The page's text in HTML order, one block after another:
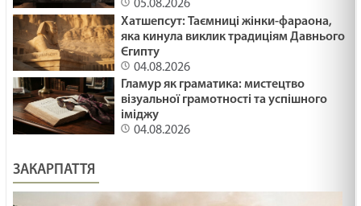
05.08.2026
Хатшепсут: Таємниці жінки-фараона,
яка кинула виклик традиціям Давнього
Єгипту
04.08.2026
Гламур як граматика: мистецтво
візуальної грамотності та успішного
іміджу
04.08.2026
ЗАКАРПАТТЯ